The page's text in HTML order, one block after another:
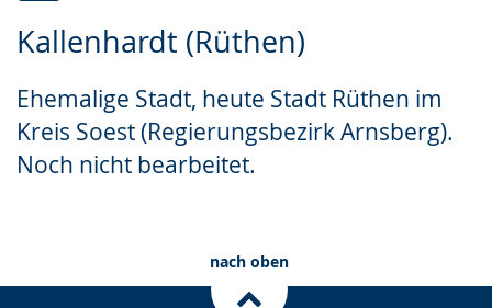
Kallenhardt (Rüthen)
Ehemalige Stadt, heute Stadt Rüthen im
Kreis Soest (Regierungsbezirk Arnsberg).
Noch nicht bearbeitet.
Leichten
wechseln.
Audio-
Video
Deutscher
Gebärdensprache
wird
nach oben